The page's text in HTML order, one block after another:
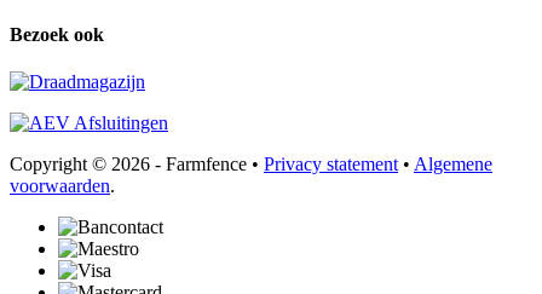
Bezoek ook
Copyright © 2026 - Farmfence • Privacy statement• Algemene
voorwaarden.